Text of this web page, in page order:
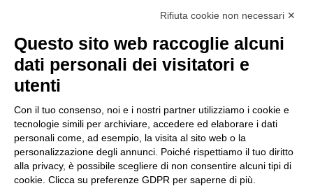
Rifiuta cookie non necessari ✕
Questo sito web raccoglie alcuni
dati personali dei visitatori e
utenti
Con il tuo consenso, noi e i nostri partner utilizziamo i cookie e
tecnologie simili per archiviare, accedere ed elaborare i dati
personali come, ad esempio, la visita al sito web o la
personalizzazione degli annunci. Poiché rispettiamo il tuo diritto
alla privacy, è possibile scegliere di non consentire alcuni tipi di
cookie. Clicca su preferenze GDPR per saperne di più.